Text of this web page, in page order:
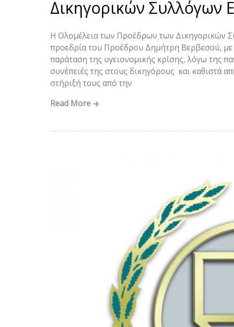
Δικηγορικών Συλλόγων
Η Ολομέλεια των Προέδρων των Δικηγορικών
προεδρία του Προέδρου Δημήτρη Βερβεσού,
παράταση της υγειονομικής κρίσης, λόγω της
συνέπειές της στους δικηγόρους και καθιστά
στήριξή τους από την
Read More